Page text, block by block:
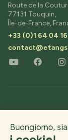
Route de la
77131 Touquin,
Île-de-France,
+33 (0)1 64 04